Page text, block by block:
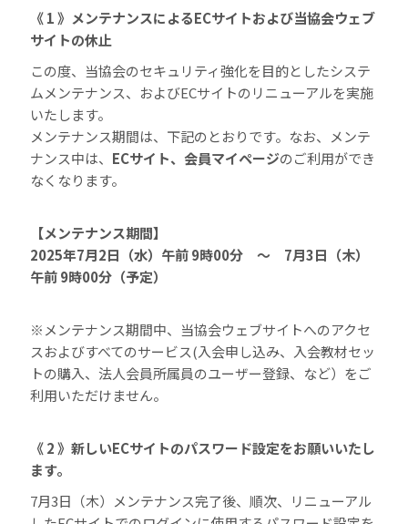
《 1 》メンテナンスによるECサイトおよび当協会ウェブ
サイトの休止
この度、当協会のセキュリティ強化を目的としたシステ
ムメンテナンス、およびECサイトのリニューアルを実施
いたします。
メンテナンス期間は、下記のとおりです。なお、メンテ
ナンス中は、 ECサイト、会員マイページのご利用ができ
なくなります。
【メンテナンス期間】
2025年7月2日（水）午前 9時00分 ～ 7月3日（木）
午前 9時00分（予定）
※メンテナンス期間中、当協会ウェブサイトへのアクセ
スおよびすべてのサービス(入会申し込み、入会教材セッ
トの購入、法人会員所属員のユーザー登録、など）をご
利用いただけません。
《 2 》新しいECサイトのパスワード設定をお願いいたし
ます。
7月3日（木）メンテナンス完了後、順次、リニューアル